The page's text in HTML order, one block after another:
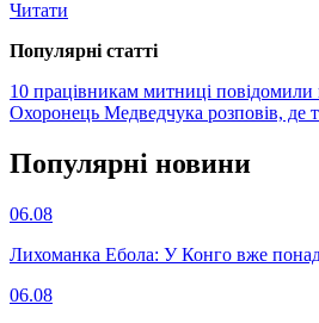
Читати
Популярнi статтi
10 працівникам митниці
Охоронець Медведчука розповів, де
Популярнi новини
06.08
Лихоманка Ебола: У Конго вже понад
06.08